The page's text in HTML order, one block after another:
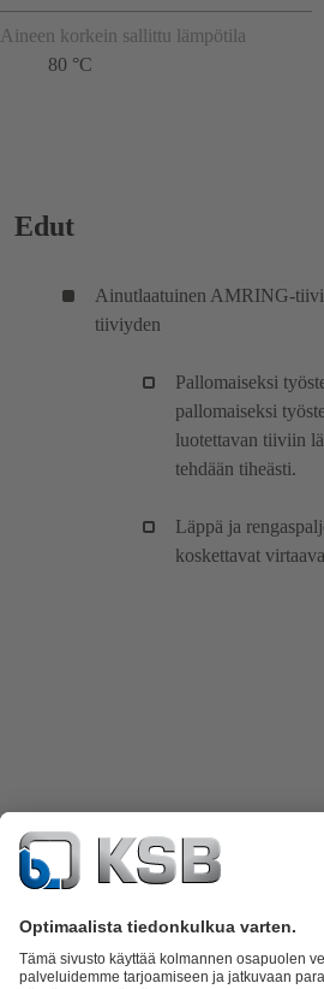
Aineen korkein sallittu lämpötila
80 °C
Edut
Ainutlaatuinen AMRING-
tiiviyden
Pallomaiseksi
pallomaiseksi
luotettavan tiiviin
tehdään tiheästi.
Läppä ja
koskettavat